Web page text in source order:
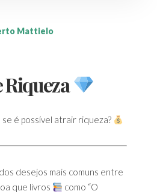
Mattielo
Riqueza
é possível atrair riqueza?
desejos mais comuns entre
que livros
como “O